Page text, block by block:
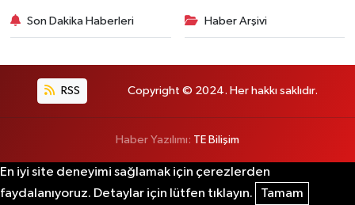
Son Dakika Haberleri Haber Arşivi
RSS Copyright © 2024. Her hakkı saklıdır.
Haber Yazılımı: TE Bilişim
En iyi site deneyimi sağlamak için çerezlerden
faydalanıyoruz. Detaylar için lütfen tıklayın.
Tamam